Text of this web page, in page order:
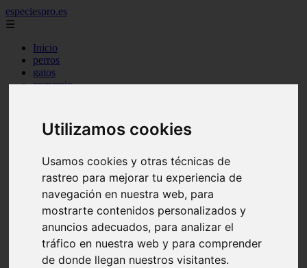
Utilizamos cookies
Usamos cookies y otras técnicas de
rastreo para mejorar tu experiencia de
navegación en nuestra web, para
mostrarte contenidos personalizados y
anuncios adecuados, para analizar el
tráfico en nuestra web y para comprender
de donde llegan nuestros visitantes.
especiespro.es
☰
Inicio
perros
gatos
comercio
acuarios
salud
ventas
aves
marketing
bienestar
peque os mam feros
verano
legislaci n
peluquer a